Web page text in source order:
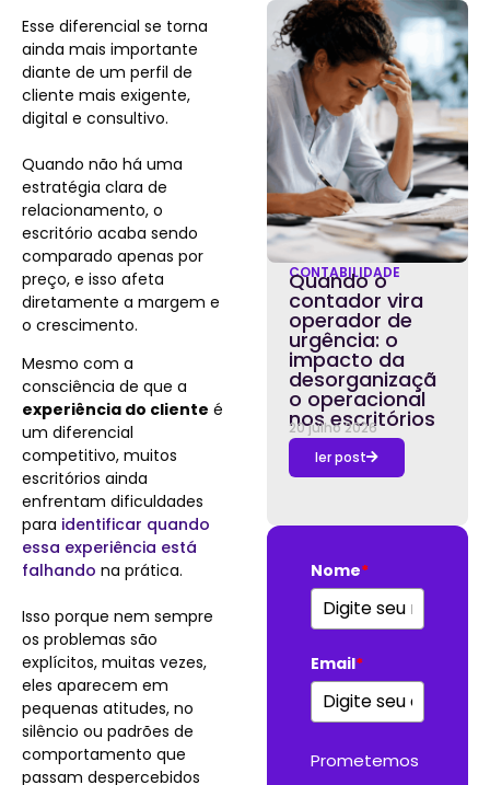
Esse diferencial se torna
ainda mais importante
diante de um perfil de
cliente mais exigente,
digital e consultivo.
Quando não há uma
estratégia clara de
relacionamento, o
escritório acaba sendo
comparado apenas por
preço, e isso afeta
diretamente a margem e
o crescimento.
Mesmo com a
consciência de que a
experiência do cliente é
um diferencial
competitivo, muitos
escritórios ainda
enfrentam dificuldades
para identificar quando
essa experiência está
falhando na prática.
Isso porque nem sempre
os problemas são
explícitos, muitas vezes,
eles aparecem em
pequenas atitudes, no
silêncio ou padrões de
comportamento que
passam despercebidos
CONTABILIDADE
Quando o
contador vira
operador de
urgência: o
impacto da
desorganizaçã
o operacional
nos escritórios
20 julho 2026
ler post
Nome*
Email*
Prometemos